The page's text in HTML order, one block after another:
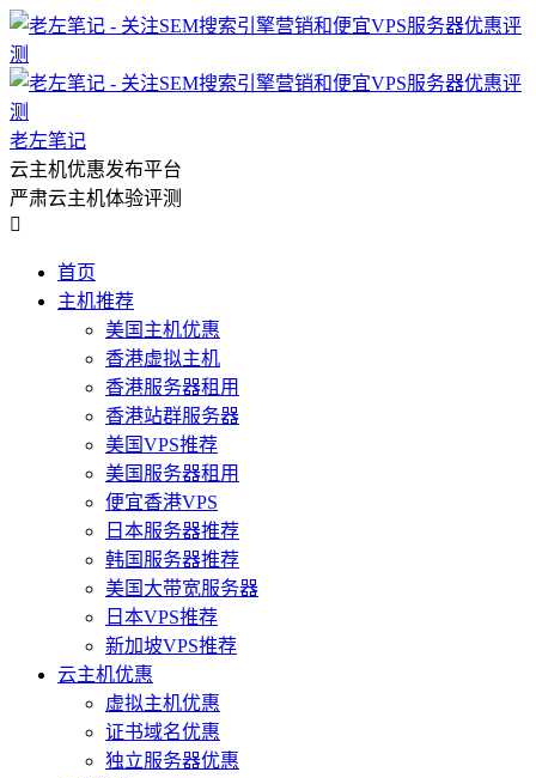
老左笔记
云主机优惠发布平台
严肃云主机体验评测

首页
主机推荐
美国主机优惠
香港虚拟主机
香港服务器租用
香港站群服务器
美国VPS推荐
美国服务器租用
便宜香港VPS
日本服务器推荐
韩国服务器推荐
美国大带宽服务器
日本VPS推荐
新加坡VPS推荐
云主机优惠
虚拟主机优惠
证书域名优惠
独立服务器优惠